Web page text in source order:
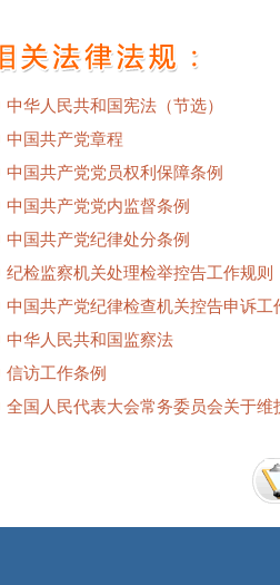
中华人民共和国宪法（节选）
中国共产党章程
中国共产党党员权利保障条例
中国共产党党内监督条例
中国共产党纪律处分条例
纪检监察机关处理检举控告工作规则
中国共产党纪律检查机关控告申诉工
中华人民共和国监察法
信访工作条例
全国人民代表大会常务委员会关于维